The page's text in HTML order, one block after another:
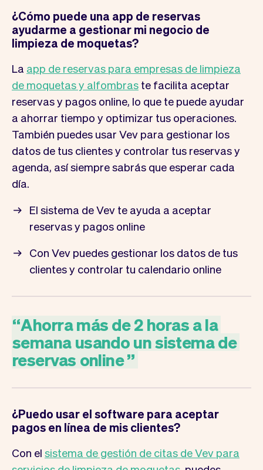
¿Cómo puede una app de reservas
ayudarme a gestionar mi negocio de
limpieza de moquetas?
La app de reservas para empresas de limpieza
de moquetas y alfombras te facilita aceptar
reservas y pagos online, lo que te puede ayudar
a ahorrar tiempo y optimizar tus operaciones.
También puedes usar Vev para gestionar los
datos de tus clientes y controlar tus reservas y
agenda, así siempre sabrás que esperar cada
día.
El sistema de Vev te ayuda a aceptar
reservas y pagos online
Con Vev puedes gestionar los datos de tus
clientes y controlar tu calendario online
“Ahorramásde2 horasala
semana usandounsistemade
reservas online”
¿Puedo usar el software para aceptar
pagos en línea de mis clientes?
Con el sistema de gestión de citas de Vev para